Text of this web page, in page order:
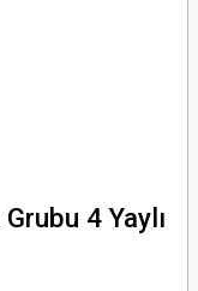
4 Yaylı